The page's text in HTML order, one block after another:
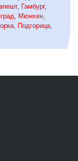
, Гамбург,
Мюнхен
Подгорица